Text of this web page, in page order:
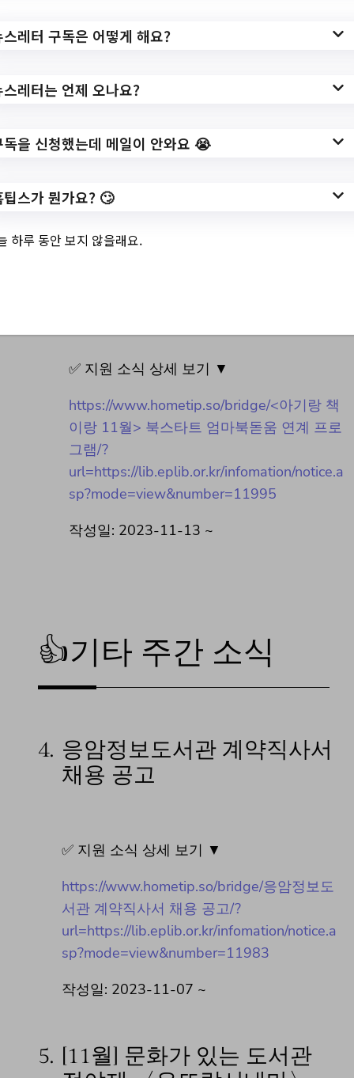
rchCtgry=&searchCnd=all&searchKrwd=&i
작성일: 2023-11-13 ~
월> 북스타트 엄마
북돋움 연계 프로그
✅ 지원 소식 상세 보기 ▼
https://www.hometip.so/bridge/<아기랑 책
이랑 11월> 북스타트 엄마북돋움 연계 프로
그램/?
url=https://lib.eplib.or.kr/infomation/notice.a
sp?mode=view&number=11995
작성일: 2023-11-13 ~
👍기타 주간 소식
4. 응암정보도서관 계약직사서
채용 공고
✅ 지원 소식 상세 보기 ▼
https://www.hometip.so/bridge/응암정보도
서관 계약직사서 채용 공고/?
url=https://lib.eplib.or.kr/infomation/notice.a
sp?mode=view&number=11983
작성일: 2023-11-07 ~
5. [11월] 문화가 있는 도서관
스레터 구독은 어떻게 해요?
스레터는 언제 오나요?
독을 신청했는데 메일이 안와요 😭
팁스가 뭔가요? 🙄
하루 동안 보지 않을래요.